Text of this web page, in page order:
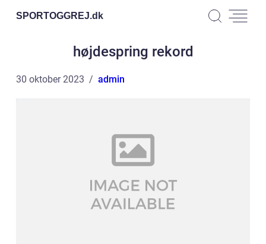
SPORTOGGREJ.dk
højdespring rekord
30 oktober 2023 admin